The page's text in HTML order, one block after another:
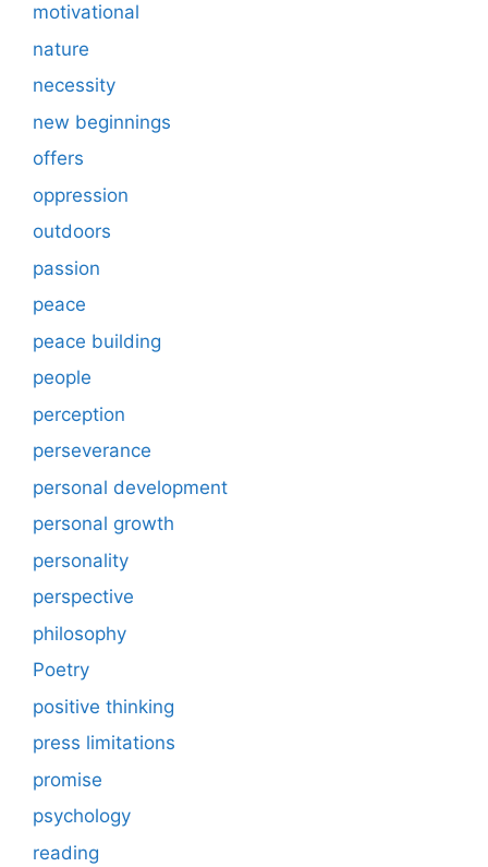
motivational
nature
necessity
new beginnings
offers
oppression
outdoors
passion
peace
peace building
people
perception
perseverance
personal development
personal growth
personality
perspective
philosophy
Poetry
positive thinking
press limitations
promise
psychology
reading